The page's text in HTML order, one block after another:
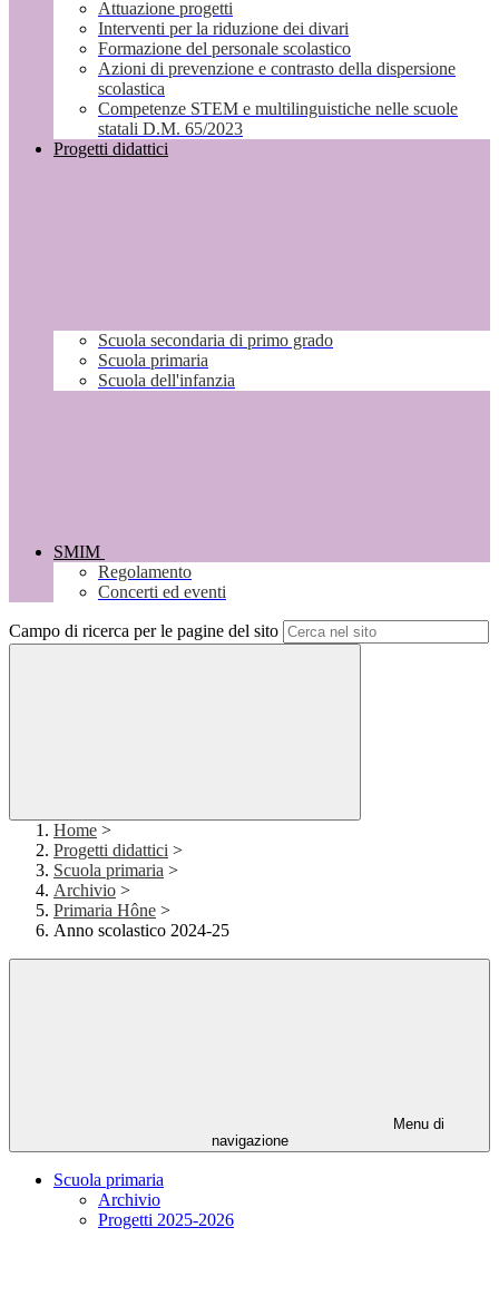
Attuazione progetti
Interventi per la riduzione dei divari
Formazione del personale scolastico
Azioni di prevenzione e contrasto della dispersione
scolastica
Competenze STEM e multilinguistiche nelle scuole
statali D.M. 65/2023
Progetti didattici
Scuola secondaria di primo grado
Scuola primaria
Scuola dell'infanzia
SMIM
Regolamento
Concerti ed eventi
Campo di ricerca per le pagine del sito
Home >
Progetti didattici >
Scuola primaria >
Archivio >
Primaria Hône >
Anno scolastico 2024-25
Menu di
navigazione
Scuola primaria
Archivio
Progetti 2025-2026